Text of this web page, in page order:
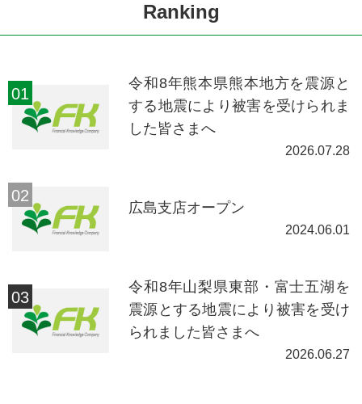
Ranking
令和8年熊本県熊本地方を震源と
する地震により被害を受けられま
した皆さまへ
2026.07.28
広島支店オープン
2024.06.01
令和8年山梨県東部・富士五湖を
震源とする地震により被害を受け
られました皆さまへ
2026.06.27